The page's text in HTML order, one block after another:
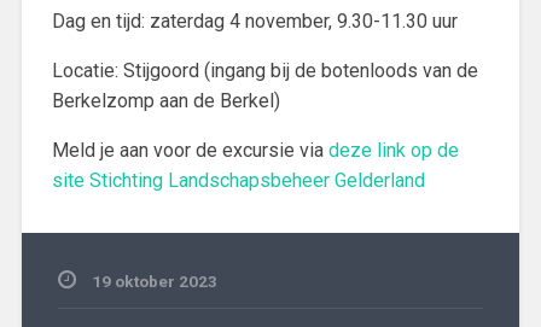
Dag en tijd: zaterdag 4 november, 9.30-11.30 uur
Locatie: Stijgoord (ingang bij de botenloods van de
Berkelzomp aan de Berkel)
Meld je aan voor de excursie via deze link op de
site Stichting Landschapsbeheer Gelderland
19 oktober 2023